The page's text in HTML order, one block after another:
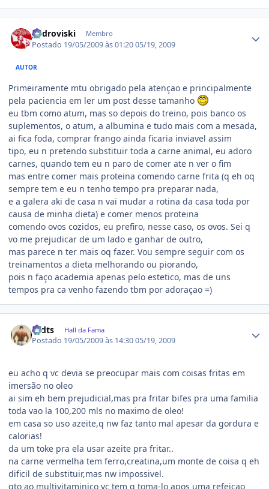
pedroviski Membro
Postado 19/05/2009 às 01:2005/19, 2009
AUTOR
Primeiramente mtu obrigado pela atençao e principalmente
pela paciencia em ler um post desse tamanho
eu tbm como atum, mas so depois do treino, pois banco os
suplementos, o atum, a albumina e tudo mais com a mesada,
ai fica foda, comprar frango ainda ficaria inviavel assim
tipo, eu n pretendo substituir toda a carne animal, eu adoro
carnes, quando tem eu n paro de comer ate n ver o fim
mas entre comer mais proteina comendo carne frita (q eh oq
sempre tem e eu n tenho tempo pra preparar nada,
e a galera aki de casa n vai mudar a rotina da casa toda por
causa de minha dieta) e comer menos proteina
comendo ovos cozidos, eu prefiro, nesse caso, os ovos. Sei q
vo me prejudicar de um lado e ganhar de outro,
mas parece n ter mais oq fazer. Vou sempre seguir com os
treinamentos a dieta melhorando ou piorando,
pois n faço academia apenas pelo estetico, mas de uns
tempos pra ca venho fazendo tbm por adoraçao =)
rodts Hall da Fama
Postado 19/05/2009 às 14:3005/19, 2009
eu acho q vc devia se preocupar mais com coisas fritas em
imersão no oleo
ai sim eh bem prejudicial,mas pra fritar bifes pra uma familia
toda vao la 100,200 mls no maximo de oleo!
em casa so uso azeite,q nw faz tanto mal apesar da gordura e
calorias!
da um toke pra ela usar azeite pra fritar..
na carne vermelha tem ferro,creatina,um monte de coisa q eh
dificil de substituir,mas nw impossivel.
qto ao multivitaminico vc tem q toma-lo apos uma refeicao